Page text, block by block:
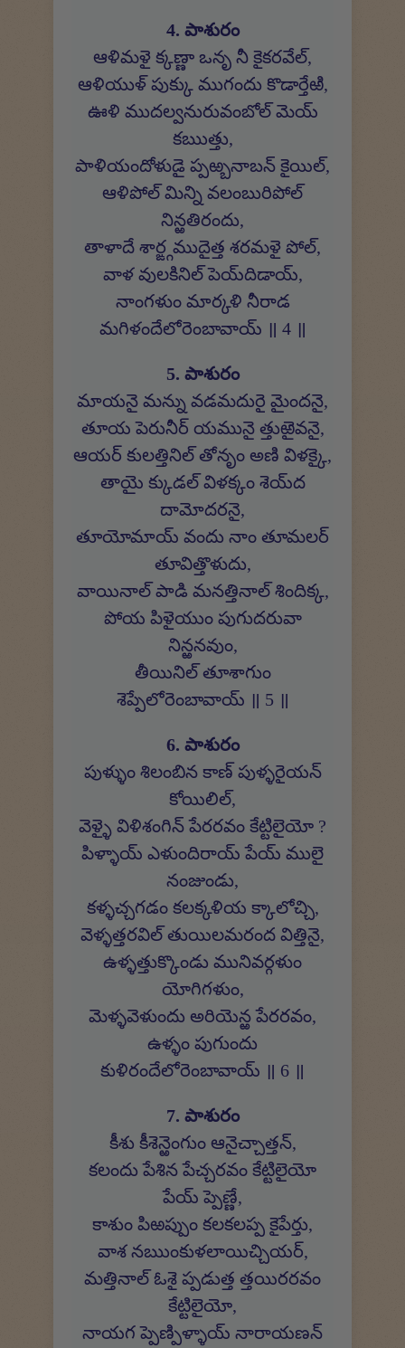
4. పాశురం
ఆళిమళై క్కణ్ణా ఒనృ నీ కైకరవేల్,
ఆళియుళ్ పుక్కు ముగందు కొడార్తేఱి,
ఊళి ముదల్వనురువంబోల్ మెయ్
కఋత్తు,
పాళియందోళుడై ప్పఱ్బనాబన్ కైయిల్,
ఆళిపోల్ మిన్ని వలంబురిపోల్
నిన్ఱతిరందు,
తాళాదే శార్ఙ్గముదైత్త శరమళై పోల్,
వాళ వులకినిల్ పెయ్‍దిడాయ్,
నాంగళుం మార్కళి నీరాడ
మగిళందేలోరెంబావాయ్ ॥ 4 ॥
5. పాశురం
మాయనై మన్ను వడమదురై మైందనై,
తూయ పెరునీర్ యమునై త్తుఱైవనై,
ఆయర్ కులత్తినిల్ తోనృం అణి విళక్కై,
తాయై క్కుడల్ విళక్కం శెయ్‍ద
దామోదరనై,
తూయోమాయ్ వందు నాం తూమలర్
తూవిత్తొళుదు,
వాయినాల్ పాడి మనత్తినాల్ శిందిక్క,
పోయ పిళైయుం పుగుదరువా
నిన్ఱనవుం,
తీయినిల్ తూశాగుం
శెప్పేలోరెంబావాయ్ ॥ 5 ॥
6. పాశురం
పుళ్ళుం శిలంబిన కాణ్ పుళ్ళరైయన్
కోయిలిల్,
వెళ్ళై విళిశంగిన్ పేరరవం కేట్టిలైయో ?
పిళ్ళాయ్ ఎళుందిరాయ్ పేయ్ ములై
నంజుండు,
కళ్ళచ్చగడం కలక్కళియ క్కాలోచ్చి,
వెళ్ళత్తరవిల్ తుయిలమరంద విత్తినై,
ఉళ్ళత్తుక్కొండు మునివర్గళుం
యోగిగళుం,
మెళ్ళవెళుందు అరియెన్ఱ పేరరవం,
ఉళ్ళం పుగుందు
కుళిరందేలోరెంబావాయ్ ॥ 6 ॥
7. పాశురం
కీశు కీశెన్ఱెంగుం ఆనైచ్చాత్తన్,
కలందు పేశిన పేచ్చరవం కేట్టిలైయో
పేయ్ ప్పెణ్ణే,
కాశుం పిఱప్పుం కలకలప్ప కైపేర్తు,
వాశ నఋంకుళలాయిచ్చియర్,
మత్తినాల్ ఓశై ప్పడుత్త త్తయిరరవం
కేట్టిలైయో,
నాయగ ప్పెణ్పిళ్ళాయ్ నారాయణన్